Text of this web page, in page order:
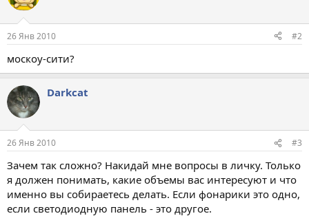
26 Янв 2010 #2
москоу-сити?
Darkcat
26 Янв 2010 #3
Зачем так сложно? Накидай мне вопросы в личку. Только
я должен понимать, какие объемы вас интересуют и что
именно вы собираетесь делать. Если фонарики это одно,
если светодиодную панель - это другое.